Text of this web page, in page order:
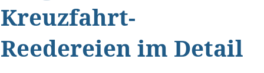
Kreuzfahrt-
Reedereien im Detail